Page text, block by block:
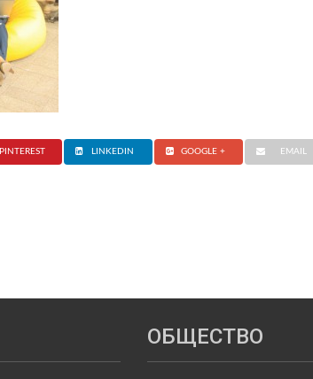
PINTEREST LINKEDIN GOOGLE + EMAIL
ОБЩЕСТВО